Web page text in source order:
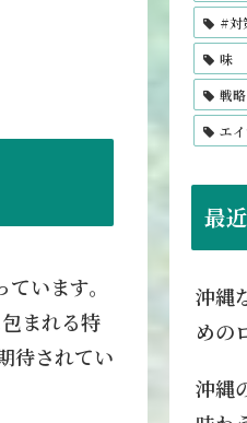
います。
まれる特
待されてい
#対
味
戦略
エ
最
沖縄
めの
沖縄